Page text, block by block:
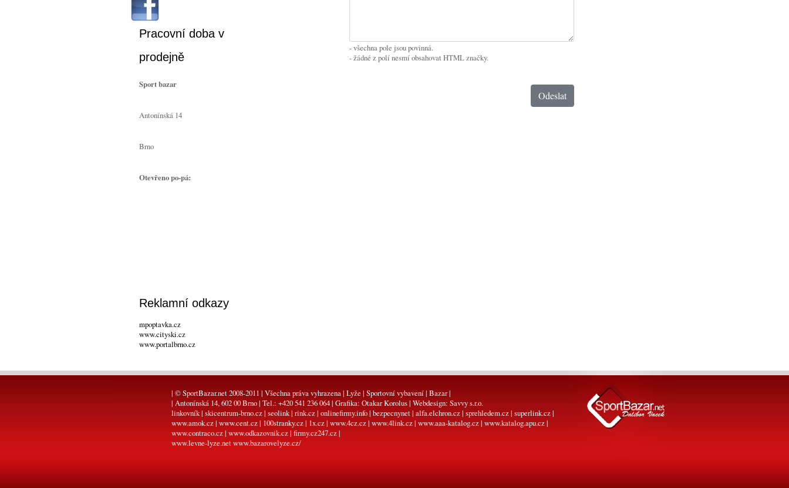
- všechna pole jsou povinná.
- žádné z polí nesmí obsahovat HTML značky.
Pracovní doba v
prodejně
Sport bazar
Antonínská 14
Brno
Otevřeno po-pá:
Reklamní odkazy
mpoptavka.cz
www.cityski.cz
www.portalbrno.cz
| © SportBazar.net 2008-2011 | Všechna práva vyhrazena | Lyže | Sportovní vybavení | Bazar |
| Antonínská 14, 602 00 Brno | Tel.: +420 541 236 064 | Grafika: Otakar Korolus| Webdesign: Savvy s.r.o.
linkovník| skicentrum-brno.cz| seolink| rink.cz| onlinefirmy.info| bezpecnynet| alfa.elchron.cz| sprehledem.cz| superlink.cz|
www.amok.cz| www.cent.cz| 100stranky.cz| 1x.cz| www.4cz.cz| www.4link.cz| www.aaa-katalog.cz| www.katalog.apu.cz|
www.contraco.cz| www.odkazovnik.cz| firmy.cz247.cz|
www.levne-lyze.netwww.bazarovelyze.cz/